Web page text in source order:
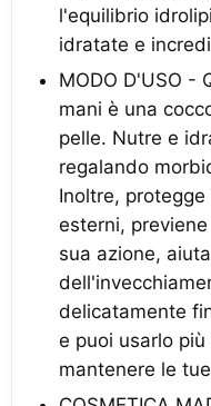
l'equilibrio
idratate e
MODO D'USO -
mani è una
pelle. Nutre e
regalando
Inoltre,
esterni,
sua azione,
delicatamente
e puoi usarlo
mantenere le